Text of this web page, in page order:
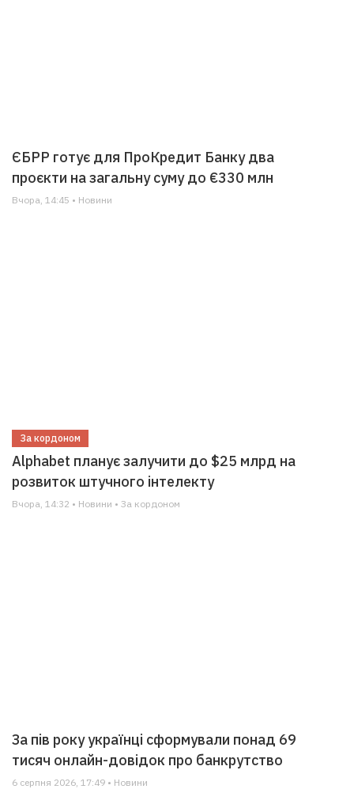
ЄБРР готує для ПроКредит Банку два
проєкти на загальну суму до €330 млн
Вчора, 14:45 • Новини
За кордоном
Alphabet планує залучити до $25 млрд на
розвиток штучного інтелекту
Вчора, 14:32 • Новини • За кордоном
За пів року українці сформували понад 69
тисяч онлайн-довідок про банкрутство
6 серпня 2026, 17:49 • Новини